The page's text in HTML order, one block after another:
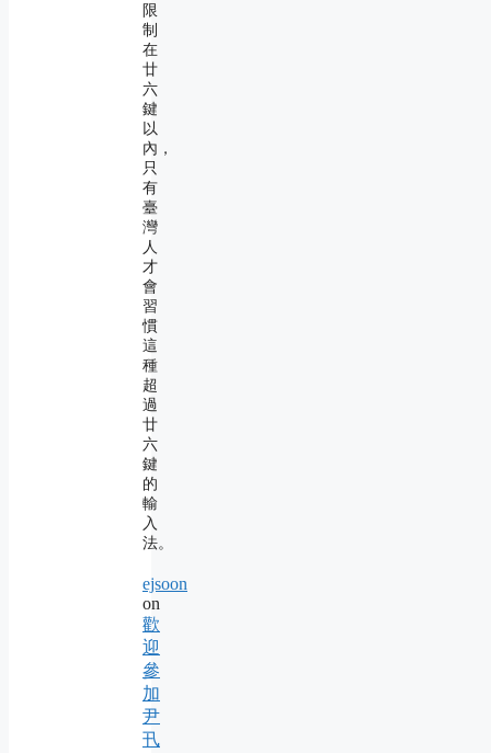
限
制
在
廿
六
鍵
以
內，
只
有
臺
灣
人
才
會
習
慣
這
種
超
過
廿
六
鍵
的
輸
入
法。
ejsoon
on
歡
迎
參
加
尹
卂